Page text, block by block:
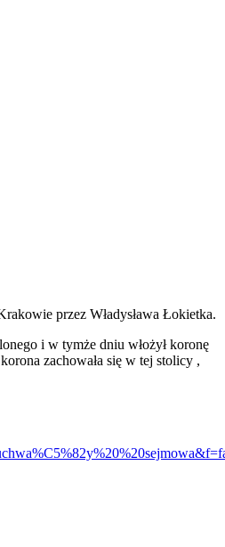
przez Władysława Łokietka.
i w tymże dniu włożył koronę
zachowała się w tej stolicy ,